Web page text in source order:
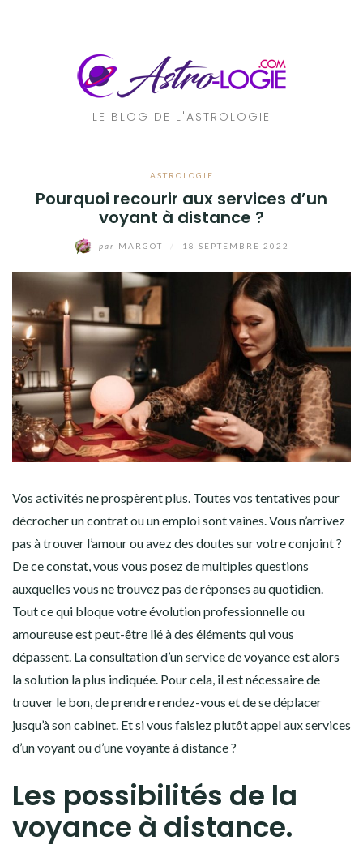
LE BLOG DE L'ASTROLOGIE
ASTROLOGIE
Pourquoi recourir aux services d’un
voyant à distance ?
par MARGOT 18 SEPTEMBRE 2022
Vos activités ne prospèrent plus. Toutes vos tentatives pour
décrocher un contrat ou un emploi sont vaines. Vous n’arrivez
pas à trouver l’amour ou avez des doutes sur votre conjoint ?
De ce constat, vous vous posez de multiples questions
auxquelles vous ne trouvez pas de réponses au quotidien.
Tout ce qui bloque votre évolution professionnelle ou
amoureuse est peut-être lié à des éléments qui vous
dépassent. La consultation d’un service de voyance est alors
la solution la plus indiquée. Pour cela, il est nécessaire de
trouver le bon, de prendre rendez-vous et de se déplacer
jusqu’à son cabinet. Et si vous faisiez plutôt appel aux services
d’un voyant ou d’une voyante à distance ?
Les possibilités de la
voyance à distance.